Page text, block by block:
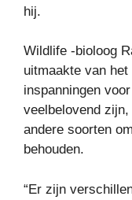
hij.
Wildlife -bioloog
uitmaakte van
inspanningen
veelbelovend
andere soorten
behouden.
“Er zijn